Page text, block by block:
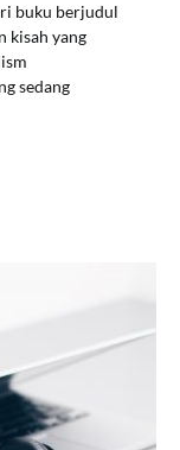
buku berjudul
kisah yang
sedang